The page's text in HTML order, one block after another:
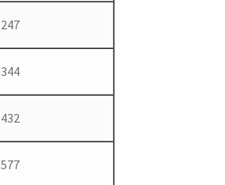
247
344
432
577